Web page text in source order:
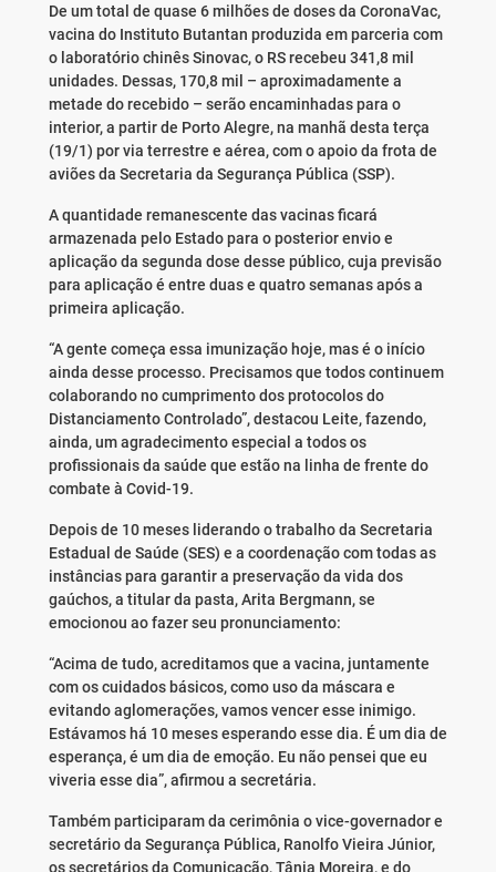
De um total de quase 6 milhões de doses da CoronaVac,
vacina do Instituto Butantan produzida em parceria com
o laboratório chinês Sinovac, o RS recebeu 341,8 mil
unidades. Dessas, 170,8 mil – aproximadamente a
metade do recebido – serão encaminhadas para o
interior, a partir de Porto Alegre, na manhã desta terça
(19/1) por via terrestre e aérea, com o apoio da frota de
aviões da Secretaria da Segurança Pública (SSP).
A quantidade remanescente das vacinas ficará
armazenada pelo Estado para o posterior envio e
aplicação da segunda dose desse público, cuja previsão
para aplicação é entre duas e quatro semanas após a
primeira aplicação.
“A gente começa essa imunização hoje, mas é o início
ainda desse processo. Precisamos que todos continuem
colaborando no cumprimento dos protocolos do
Distanciamento Controlado”, destacou Leite, fazendo,
ainda, um agradecimento especial a todos os
profissionais da saúde que estão na linha de frente do
combate à Covid-19.
Depois de 10 meses liderando o trabalho da Secretaria
Estadual de Saúde (SES) e a coordenação com todas as
instâncias para garantir a preservação da vida dos
gaúchos, a titular da pasta, Arita Bergmann, se
emocionou ao fazer seu pronunciamento:
“Acima de tudo, acreditamos que a vacina, juntamente
com os cuidados básicos, como uso da máscara e
evitando aglomerações, vamos vencer esse inimigo.
Estávamos há 10 meses esperando esse dia. É um dia de
esperança, é um dia de emoção. Eu não pensei que eu
viveria esse dia”, afirmou a secretária.
Também participaram da cerimônia o vice-governador e
secretário da Segurança Pública, Ranolfo Vieira Júnior,
os secretários da Comunicação, Tânia Moreira, e do